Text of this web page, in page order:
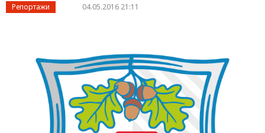
Репортажи 04.05.2016 21:11